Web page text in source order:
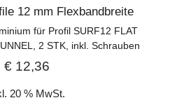
12 mm Flexbandbreite
für Profil SURF12 FLAT
2 STK, inkl. Schrauben
€ 12,36
20 % MwSt.